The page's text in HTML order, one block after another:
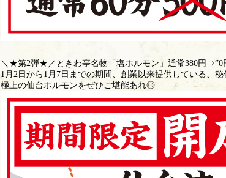
＼★第2弾★／ときわ亭名物「塩ホルモン」通常380円⇒”0
1月2日から1月7日までの期間、創業以来提供している、
極上の仙台ホルモンをぜひご堪能あれ◎